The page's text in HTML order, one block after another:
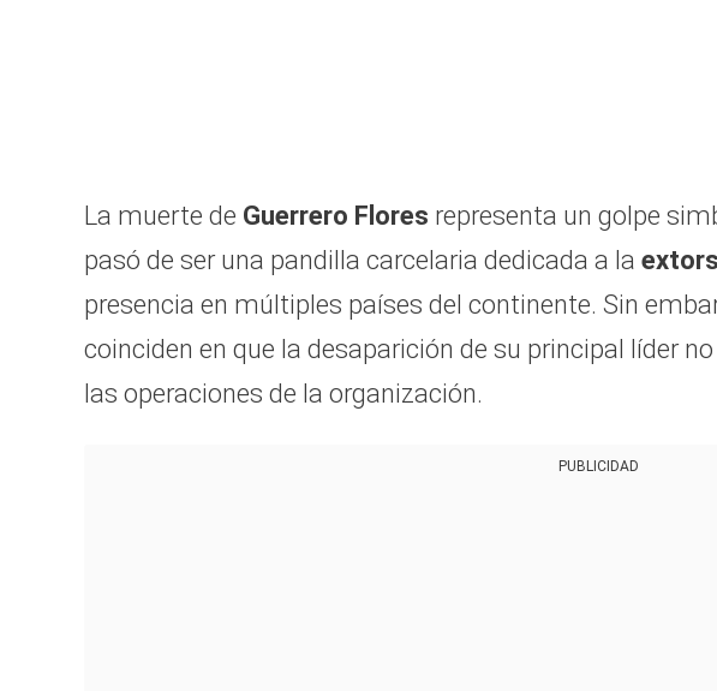
La muerte de Guerrero Flores representa un golpe
pasó de ser una pandilla carcelaria dedicada a la
presencia en múltiples países del continente. Sin
coinciden en que la desaparición de su principal líder
las operaciones de la organización.
PUBLICIDAD